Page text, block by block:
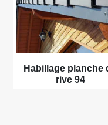
Habillage planche
rive 94